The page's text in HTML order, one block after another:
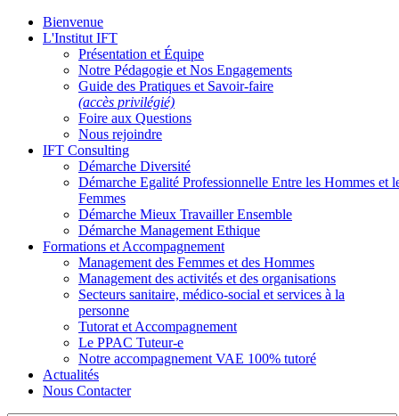
Bienvenue
L'Institut IFT
Présentation et Équipe
Notre Pédagogie et Nos Engagements
Guide des Pratiques et Savoir-faire
(accès privilégié)
Foire aux Questions
Nous rejoindre
IFT Consulting
Démarche Diversité
Démarche Egalité Professionnelle Entre les Hommes et
Femmes
Démarche Mieux Travailler Ensemble
Démarche Management Ethique
Formations et Accompagnement
Management des Femmes et des Hommes
Management des activités et des organisations
Secteurs sanitaire, médico-social et services à la
personne
Tutorat et Accompagnement
Le PPAC Tuteur-e
Notre accompagnement VAE 100% tutoré
Actualités
Nous Contacter